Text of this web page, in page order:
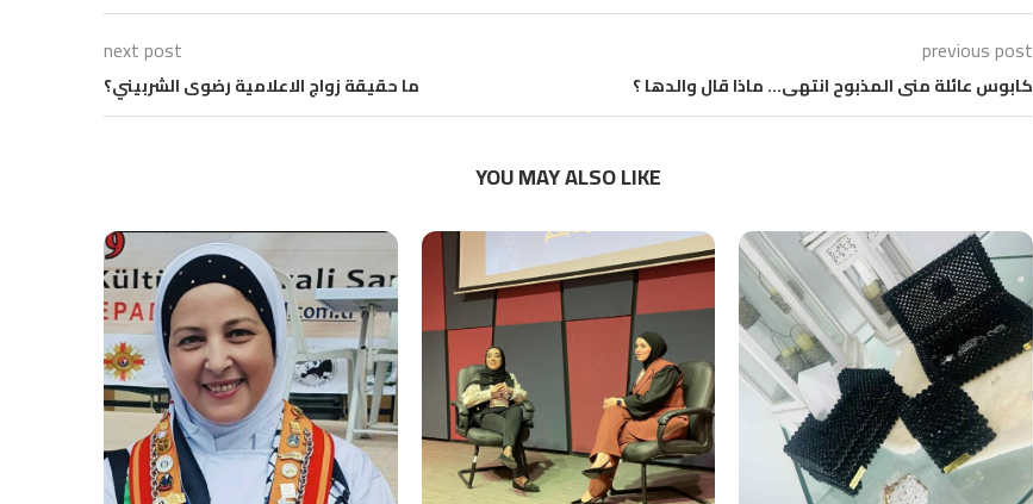
previous post
كابوس عائلة منى المذبوح انتهى… ماذا قال والدها ؟
next post
ما حقيقة زواج الاعلامية رضوى الشربيني؟
YOU MAY ALSO LIKE